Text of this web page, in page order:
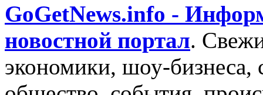
GoGetNews.info -
новостной портал.
экономики, шоу-бизнеса,